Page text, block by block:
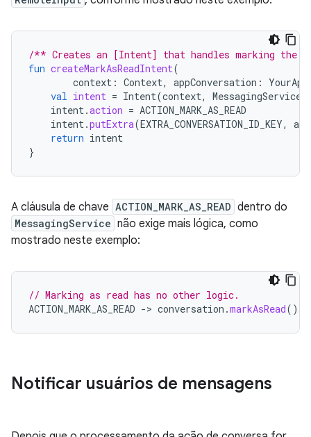
/** Creates an [Intent] that handles marking the
fun createMarkAsReadIntent(
context : Context, appConversation :
val intent = Intent(context, MessagingService
intent.action = ACTION_MARK_AS_READ
intent.putExtra(EXTRA_CONVERSATION_ID_KEY,
return intent
}
A cláusula de chave ACTION_MARK_AS_READ dentro do
MessagingService não exige mais lógica, como
mostrado neste exemplo:
// Marking as read has no other logic.
ACTION_MARK_AS_READ -> conversation .markAsRead()
Notificar usuários de mensagens